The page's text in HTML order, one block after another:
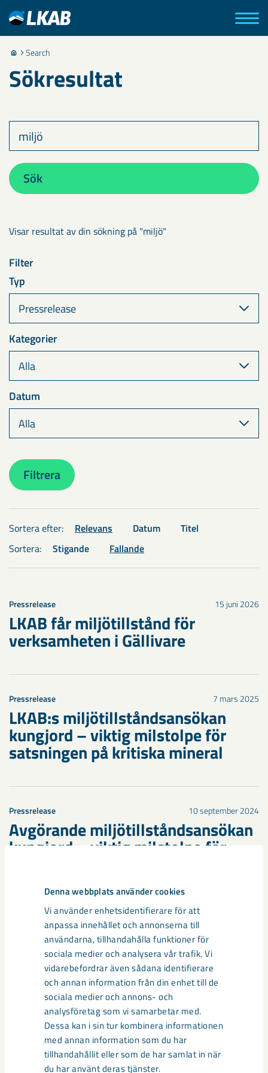
Denna webbplats använder cookies
Vi använder enhetsidentifierare för att
anpassa innehållet och annonserna till
användarna, tillhandahålla funktioner för
sociala medier och analysera vår trafik. Vi
vidarebefordrar även sådana identifierare
och annan information från din enhet till de
sociala medier och annons- och
analysföretag som vi samarbetar med.
Dessa kan i sin tur kombinera informationen
med annan information som du har
tillhandahållit eller som de har samlat in när
du har använt deras tjänster.
Search
Sökresultat
Sök
Visar resultat av din sökning på "miljö"
Filter
Typ
Kategorier
Datum
Filtrera
Sortera efter: Relevans Datum
Titel
Sortera:
Stigande Fallande
Pressrelease 15 juni 2026
LKAB får miljötillstånd för
verksamheten i Gällivare
Pressrelease 7 mars 2025
LKAB:s miljötillståndsansökan
kungjord – viktig milstolpe för
satsningen på kritiska mineral
Pressrelease 10 september 2024
Avgörande miljötillståndsansökan
kungjord – viktig milstolpe för
Pressrelease 1 september 2022
LKAB börjar om med miljöansökan
i Kiruna – överklagar samtidigt till
LKAB får avslag av oenig Mark-